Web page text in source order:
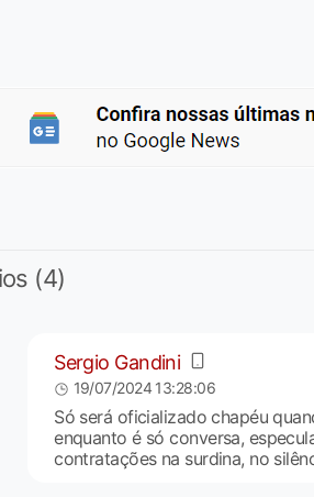
(4)
Sergio Gandini
19/07/2024 13:28:06
Só será oficializado chapéu
enquanto é só conversa,
contratações na surdina, no